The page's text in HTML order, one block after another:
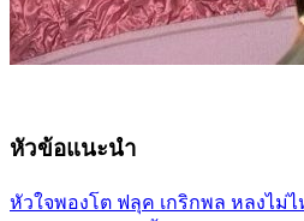
หัวข้อแนะนำ
หัวใจพองโต ฟลุค เกริกพล หลงไม่ไ